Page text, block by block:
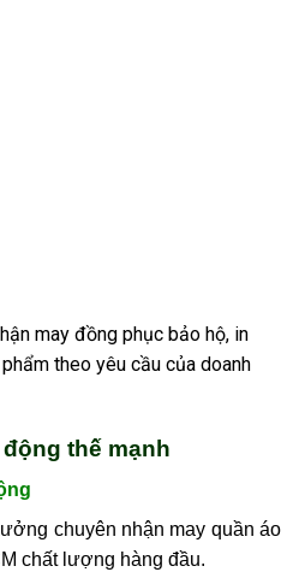
may đồng phục bảo hộ, in
theo yêu cầu của doanh
thế mạnh
chuyên nhận may quần áo
chất lượng hàng đầu.